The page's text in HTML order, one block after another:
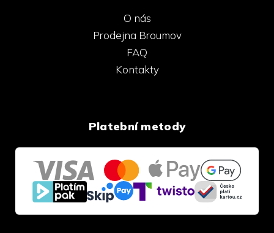
O nás
Prodejna Broumov
FAQ
Kontakty
Platební metody